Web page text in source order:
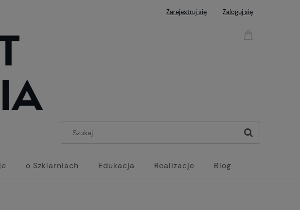
Zarejestruj się Zaloguj się
o Szklarniach Edukacja Realizacje Blog